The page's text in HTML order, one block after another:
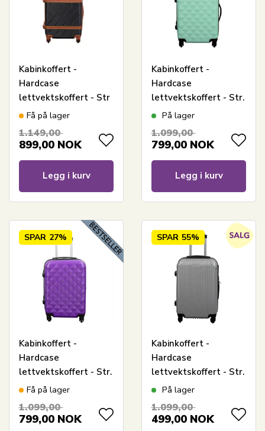
Kabinkoffert -
Hardcase
lettvektskoffert - Str
liten - Retro svart
Få på lager
1.149,00
899,00 NOK
Legg i kurv
Kabinkoffert -
Hardcase
lettvektskoffert - Str.
liten - Diamant turkis
På lager
1.099,00
799,00 NOK
Legg i kurv
SPAR 27%
Kabinkoffert -
Hardcase
lettvektskoffert - Str.
liten - Diamantlilla
Få på lager
1.099,00
799,00 NOK
SPAR 55%
Kabinkoffert -
Hardcase
lettvektskoffert - Str.
liten - Narrow lines -
På lager
1.099,00
499,00 NOK